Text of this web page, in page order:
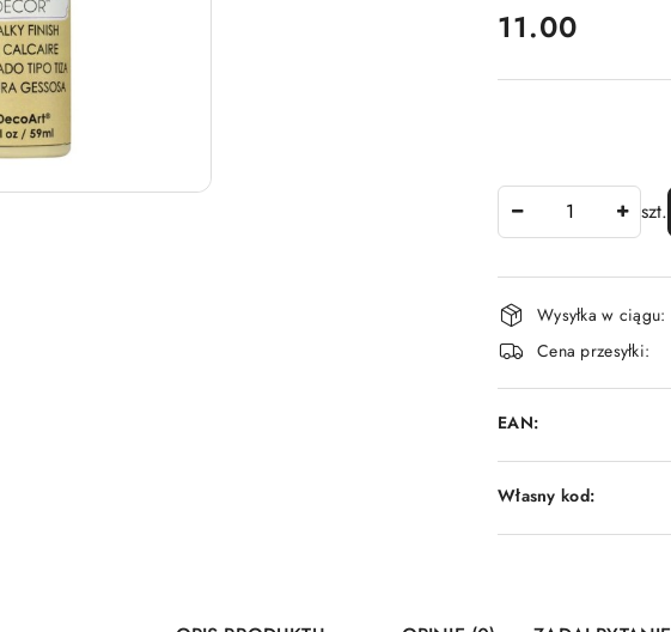
cena:
11.00
szt.
Dostępność
i
dostawa
Wysyłka w ciągu:
Cena przesyłki:
EAN:
Własny kod: